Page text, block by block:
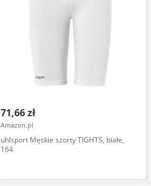
71,66 zł
Amazon.pl
uhlsport Męskie szorty TIGHTS, białe,
164